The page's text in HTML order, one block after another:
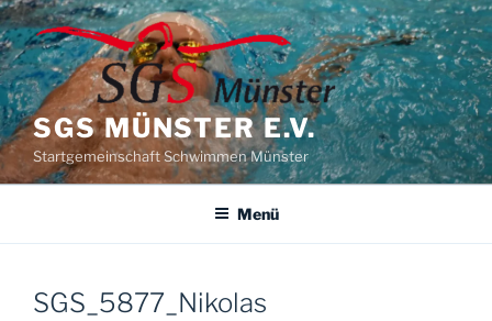
Zum
Inhalt
springen
SGS MÜNSTER E.V.
Startgemeinschaft Schwimmen Münster
Menü
SGS_5877_Nikolas